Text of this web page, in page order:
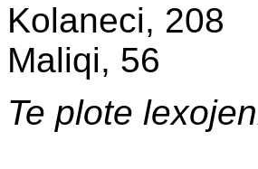
Kolaneci, 208
Maliqi, 56
Te plote